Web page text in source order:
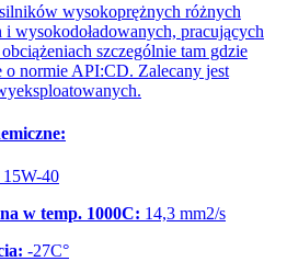
wysokoprężnych różnych
i wysokodoładowanych, pracujących
szczególnie tam gdzie
o normie API:CD. Zalecany jest
15W-40
w temp. 1000C: 14,3 mm2/s
-27C°